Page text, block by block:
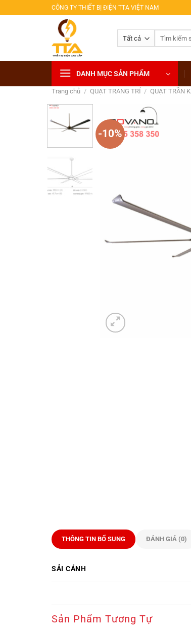
qua
CÔNG TY THIẾT BỊ ĐIỆN TTA VIỆT NAM
DANH MỤC SẢN PHẨM
Trang chủ / QUẠT TRANG TRÍ / QUẠT TRẦN
-10%
THÔNG TIN BỔ SUNG ĐÁNH GIÁ (0)
SẢI CÁNH
Sản Phẩm Tương Tự